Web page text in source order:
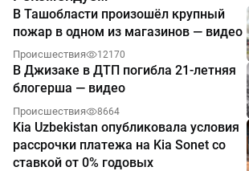
В Ташобласти произошёл крупный
пожар в одном из магазинов — видео
Происшествия 12170
В Джизаке в ДТП погибла 21-летняя
блогерша — видео
Происшествия 8664
Kia Uzbekistan опубликовала условия
рассрочки платежа на Kia Sonet со
ставкой от 0% годовых